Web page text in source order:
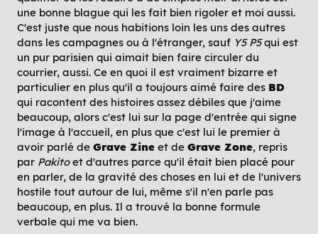
une bonne blague qui les fait bien rigoler et moi aussi.
C'est juste que nous habitions loin les uns des autres
dans les campagnes ou à l'étranger, sauf Y5 P5qui est
un pur parisien qui aimait bien faire circuler du
courrier, aussi. Ce en quoi il est vraiment bizarre et
particulier en plus qu'il a toujours aimé faire des BD
qui racontent des histoires assez débiles que j'aime
beaucoup, alors c'est lui sur la page d'entrée qui signe
l'image à l'accueil, en plus que c'est lui le premier à
avoir parlé de Grave Zine et de Grave Zone, repris
par Pakitoet d'autres parce qu'il était bien placé pour
en parler, de la gravité des choses en lui et de l'univers
hostile tout autour de lui, même s'il n'en parle pas
beaucoup, en plus. Il a trouvé la bonne formule
verbale qui me va bien.